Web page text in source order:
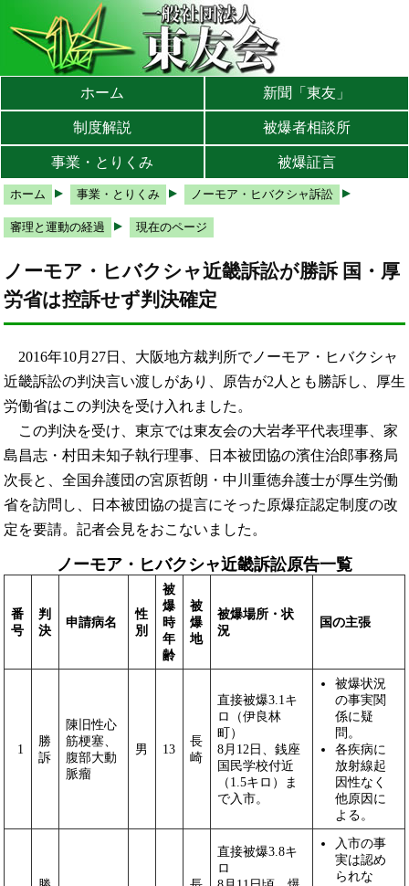
メインメニューへ
サブメニューへ
現在地ナビ（パンくずリスト）へ
ホーム 新聞「東友」
制度解説 被爆者相談所
事業・とりくみ 被爆証言
ホーム 事業・とりくみ ノーモア・ヒバクシャ訴訟
審理と運動の経過 現在のページ
ノーモア・ヒバクシャ近畿訴訟が勝訴 国・厚
労省は控訴せず判決確定
2016年10月27日、大阪地方裁判所でノーモア・ヒバクシャ
近畿訴訟の判決言い渡しがあり、原告が2人とも勝訴し、厚生
労働省はこの判決を受け入れました。
この判決を受け、東京では東友会の大岩孝平代表理事、家
島昌志・村田未知子執行理事、日本被団協の濱住治郎事務局
次長と、全国弁護団の宮原哲朗・中川重徳弁護士が厚生労働
省を訪問し、日本被団協の提言にそった原爆症認定制度の改
定を要請。記者会見をおこないました。
ノーモア・ヒバクシャ近畿訴訟原告一覧
番
号
判
決
申請病名
性
別
被
爆
時
年
齢
被
爆
地
被爆場所・状
況
国の主張
1
勝
訴
陳旧性心
筋梗塞、
腹部大動
脈瘤
男 13
長
崎
直接被爆3.1キ
ロ（伊良林
町）
8月12日、銭座
国民学校付近
（1.5キロ）ま
で入市。
被爆状況
の事実関
係に疑
問。
各疾病に
放射線起
因性なく
他原因に
よる。
直接被爆3.8キ
ロ
入市の事
実は認め
られな